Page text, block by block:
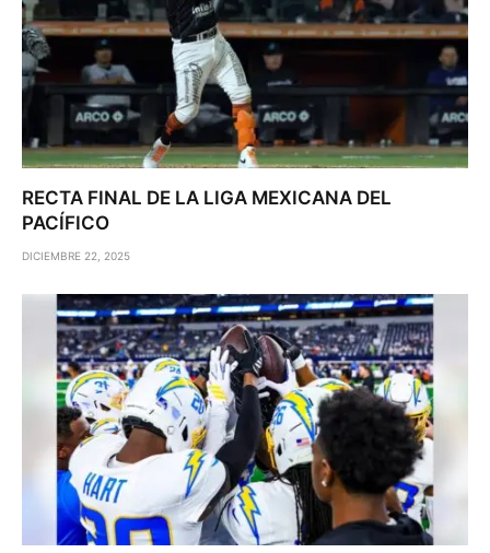
RECTA FINAL DE LA LIGA MEXICANA DEL
PACÍFICO
DICIEMBRE 22, 2025